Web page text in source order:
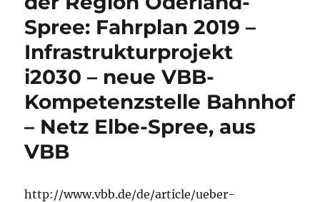
Spree: Fahrplan 2019 –
Infrastrukturprojekt
i2030 – neue VBB-
Kompetenzstelle Bahnhof
– Netz Elbe-Spree, aus
VBB
http://www.vbb.de/de/article/ueber-